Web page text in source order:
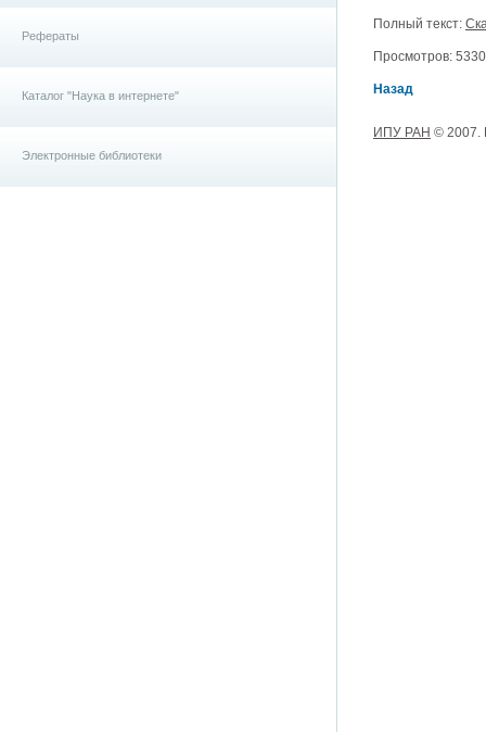
Рефераты
Каталог "Наука в интернете"
Электронные библиотеки
Полный текст:
Просмотров:
Назад
ИПУ РАН © 2007.